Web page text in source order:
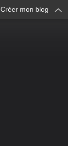
Créer mon blog